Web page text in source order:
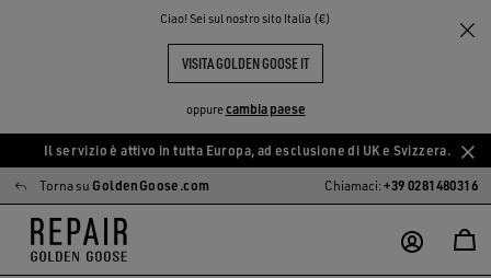
Ciao! Sei sul nostro sito Italia (€)
VISITA GOLDEN GOOSE IT
oppurecambia paese
Vai
al
contenuto
principale
Vai
al
contenuto
del
piè
Il servizio è attivo in tutta Europa, ad esclusione di UK e Svizzera.
Torna su GoldenGoose.com Chiamaci:+39 0281480316